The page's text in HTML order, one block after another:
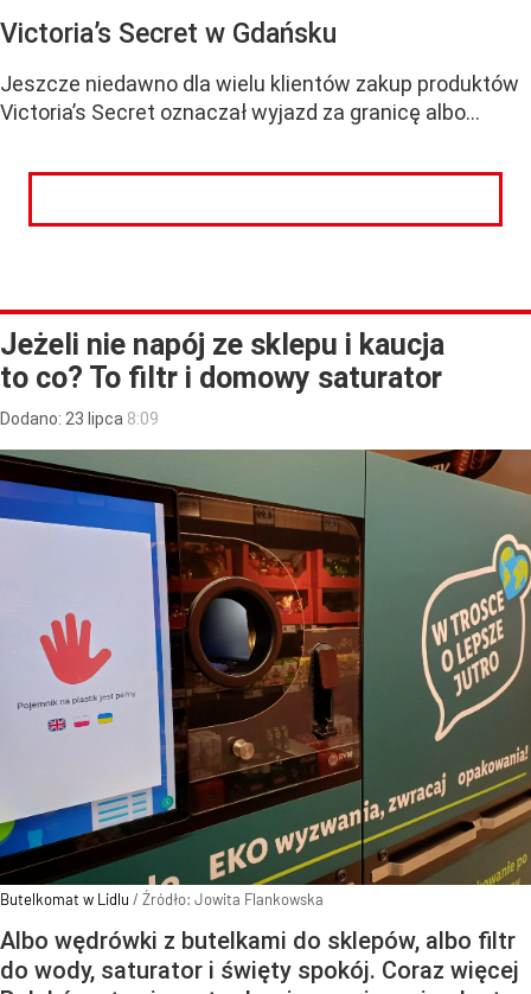
Victoria’s Secret w Gdańsku
Jeszcze niedawno dla wielu klientów zakup produktów
Victoria’s Secret oznaczał wyjazd za granicę albo...
Jeżeli nie napój ze sklepu i kaucja
to co? To filtr i domowy saturator
Dodano: 23 lipca 8:09
Butelkomat w Lidlu / Źródło: Jowita Flankowska
Albo wędrówki z butelkami do sklepów, albo filtr
do wody, saturator i święty spokój. Coraz więcej